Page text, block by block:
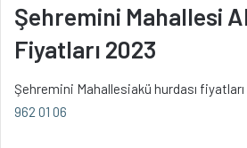
Şehremini Mahallesi
Fiyatları 2023
Şehremini Mahallesiakü hurdası fiyatları
962 01 06